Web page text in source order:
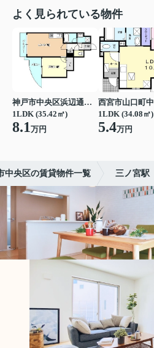
よく見られている物件
神戸市中央区浜辺通３丁目
1LDK (35.42㎡)
8.1万円
1LDK (34.08㎡)
5.4万円
中央区の賃貸物件一覧 三ノ宮駅